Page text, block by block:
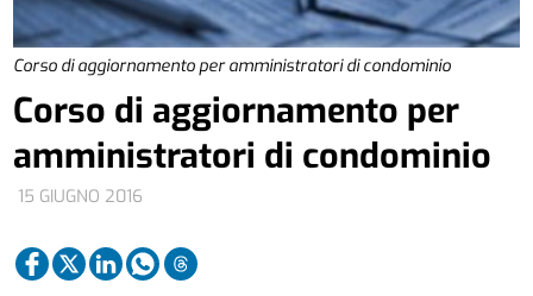
Corso di aggiornamento per amministratori di condominio
15 GIUGNO 2016
Corso di aggiornamento per
amministratori di condominio